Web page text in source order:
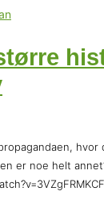
er noe helt